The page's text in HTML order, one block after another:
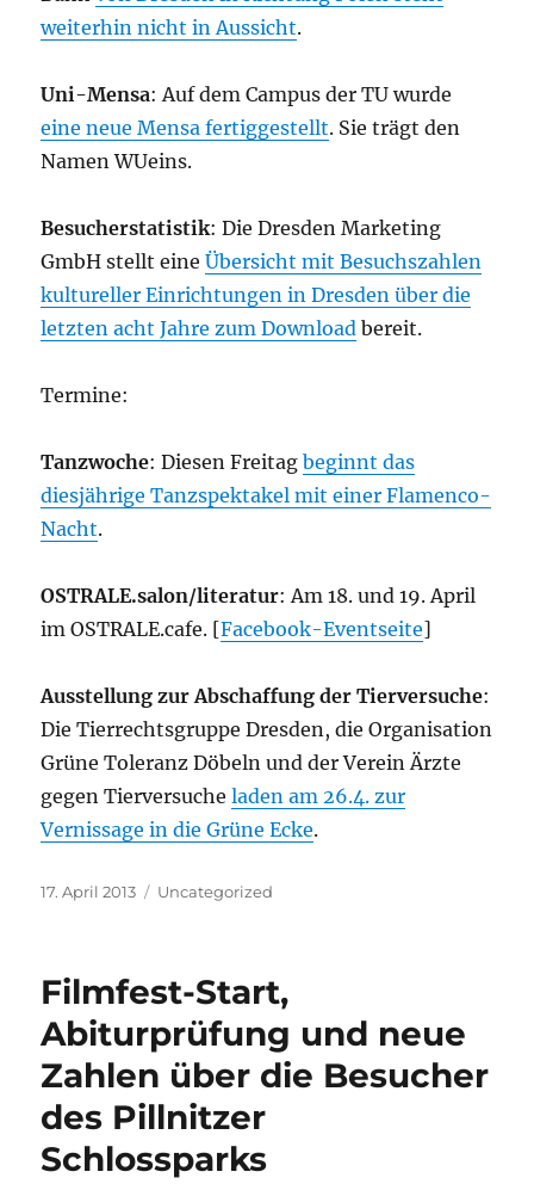
weiterhin nicht in Aussicht.
Uni-Mensa: Auf dem Campus der TU wurde
eine neue Mensa fertiggestellt. Sie trägt den
Namen WUeins.
Besucherstatistik: Die Dresden Marketing
GmbH stellt eineÜbersicht mit Besuchszahlen
kultureller Einrichtungen in Dresden über die
letzten acht Jahre zum Download bereit.
Termine:
Tanzwoche: Diesen Freitagbeginnt das
diesjährige Tanzspektakel mit einer Flamenco-
Nacht.
OSTRALE.salon/literatur: Am 18. und 19. April
im OSTRALE.cafe. [Facebook-Eventseite]
Ausstellung zur Abschaffung der Tierversuche:
Die Tierrechtsgruppe Dresden, die Organisation
Grüne Toleranz Döbeln und der Verein Ärzte
gegen Tierversucheladen am 26.4. zur
Vernissage in die Grüne Ecke.
Veröffentlicht
17. April 2013 Kategorien
Uncategorized
Filmfest-Start,
Abiturprüfung und neue
Zahlen über die Besucher
des Pillnitzer
Schlossparks